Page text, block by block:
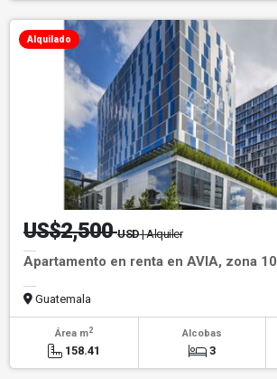
Alquilado
US$2,500USD| Alquiler
Apartamento en renta en AVIA, zona 10
Guatemala
Área m2
158.41
Alcobas
3